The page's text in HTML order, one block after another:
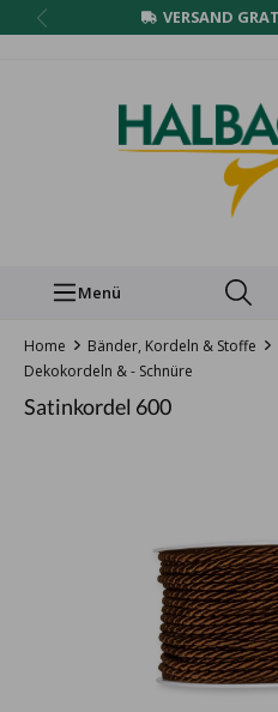
VERSAND
Menü
Home Bänder, Kordeln & Stoffe
Dekokordeln & - Schnüre
Satinkordel 600